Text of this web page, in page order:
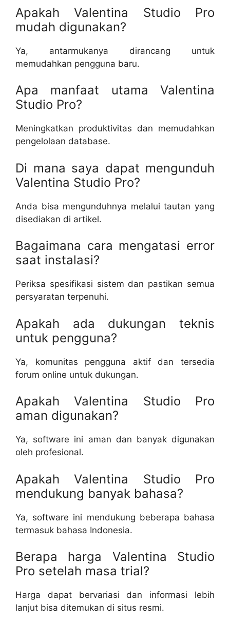
Apakah Valentina Studio Pro
mudah digunakan?
Ya, antarmukanya dirancang untuk
memudahkan pengguna baru.
Apa manfaat utama Valentina
Studio Pro?
Meningkatkan produktivitas dan memudahkan
pengelolaan database.
Di mana saya dapat mengunduh
Valentina Studio Pro?
Anda bisa mengunduhnya melalui tautan yang
disediakan di artikel.
Bagaimana cara mengatasi error
saat instalasi?
Periksa spesifikasi sistem dan pastikan semua
persyaratan terpenuhi.
Apakah ada dukungan teknis
untuk pengguna?
Ya, komunitas pengguna aktif dan tersedia
forum online untuk dukungan.
Apakah Valentina Studio Pro
aman digunakan?
Ya, software ini aman dan banyak digunakan
oleh profesional.
Apakah Valentina Studio Pro
mendukung banyak bahasa?
Ya, software ini mendukung beberapa bahasa
termasuk bahasa Indonesia.
Berapa harga Valentina Studio
Pro setelah masa trial?
Harga dapat bervariasi dan informasi lebih
lanjut bisa ditemukan di situs resmi.